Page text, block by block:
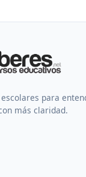
escolares para
más claridad.